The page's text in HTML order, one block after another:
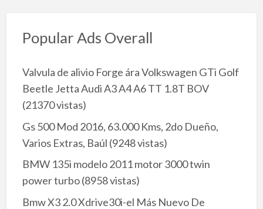
Popular Ads Overall
Valvula de alivio Forge ára Volkswagen GTi Golf
Beetle Jetta Audi A3 A4 A6 TT 1.8T BOV
(21370 vistas)
Gs 500 Mod 2016, 63.000 Kms, 2do Dueño,
Varios Extras, Baúl (9248 vistas)
BMW 135i modelo 2011 motor 3000 twin
power turbo(8958 vistas)
Bmw X3 2.0 Xdrive30i-el Más Nuevo De